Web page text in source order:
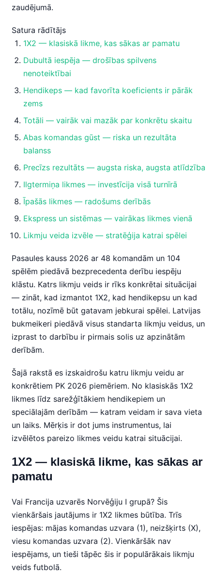
zaudējumā.
Satura rādītājs
1X2 — klasiskā likme, kas sākas ar pamatu
Dubultā iespēja — drošības spilvens
nenoteiktībai
Hendikeps — kad favorīta koeficients ir pārāk
zems
Totāli — vairāk vai mazāk par konkrētu skaitu
Abas komandas gūst — riska un rezultāta
balanss
Precīzs rezultāts — augsta riska, augsta atlīdzība
Ilgtermiņa likmes — investīcija visā turnīrā
Īpašās likmes — radošums derībās
Ekspress un sistēmas — vairākas likmes vienā
Likmju veida izvēle — stratēģija katrai spēlei
Pasaules kauss 2026 ar 48 komandām un 104
spēlēm piedāvā bezprecedenta derību iespēju
klāstu. Katrs likmju veids ir rīks konkrētai situācijai
— zināt, kad izmantot 1X2, kad hendikepsu un kad
totālu, nozīmē būt gatavam jebkurai spēlei. Latvijas
bukmeikeri piedāvā visus standarta likmju veidus, un
izprast to darbību ir pirmais solis uz apzinātām
derībām.
Šajā rakstā es izskaidrošu katru likmju veidu ar
konkrētiem PK 2026 piemēriem. No klasiskās 1X2
likmes līdz sarežģītākiem hendikepiem un
speciālajām derībām — katram veidam ir sava vieta
un laiks. Mērķis ir dot jums instrumentus, lai
izvēlētos pareizo likmes veidu katrai situācijai.
1X2 — klasiskā likme, kas sākas ar
pamatu
Vai Francija uzvarēs Norvēģiju I grupā? Šis
vienkāršais jautājums ir 1X2 likmes būtība. Trīs
iespējas: mājas komandas uzvara (1), neizšķirts (X),
viesu komandas uzvara (2). Vienkāršāk nav
iespējams, un tieši tāpēc šis ir populārākais likmju
veids futbolā.